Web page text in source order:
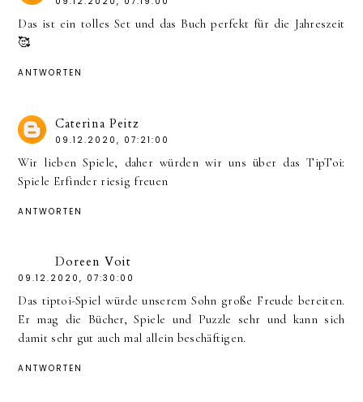
Das ist ein tolles Set und das Buch perfekt für die Jahreszeit
🥰
ANTWORTEN
Caterina Peitz
09.12.2020, 07:21:00
Wir lieben Spiele, daher würden wir uns über das TipToi:
Spiele Erfinder riesig freuen
ANTWORTEN
Doreen Voit
09.12.2020, 07:30:00
Das tiptoi-Spiel würde unserem Sohn große Freude bereiten.
Er mag die Bücher, Spiele und Puzzle sehr und kann sich
damit sehr gut auch mal allein beschäftigen.
ANTWORTEN